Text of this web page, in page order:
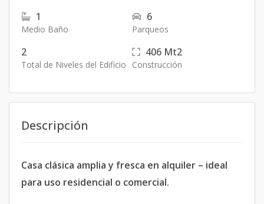
1
Medio Baño
6
Parqueos
2
Total de Niveles del Edificio
406 Mt2
Construcción
Descripción
Casa clásica amplia y fresca en alquiler – ideal
para uso residencial o comercial.